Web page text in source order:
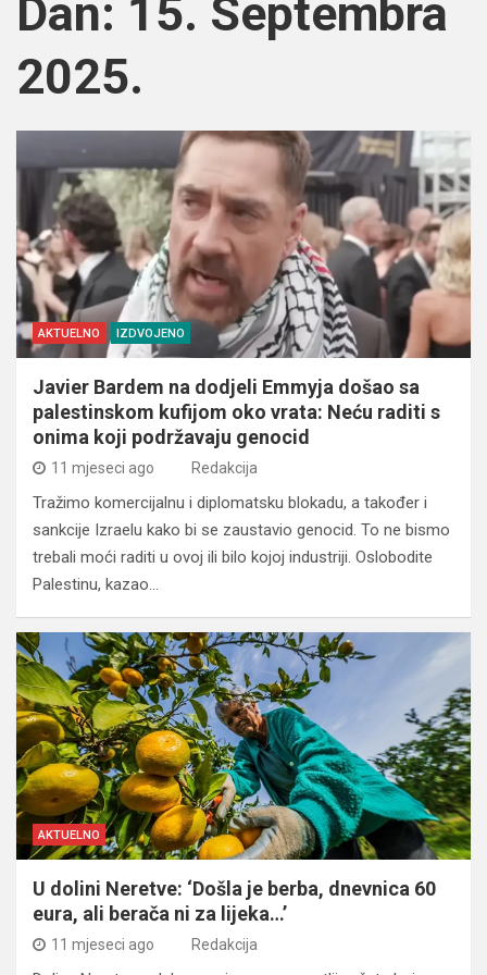
Dan: 15. Septembra
2025.
AKTUELNO IZDVOJENO
Javier Bardem na dodjeli Emmyja došao sa
palestinskom kufijom oko vrata: Neću raditi s
onima koji podržavaju genocid
11 mjeseci ago Redakcija
Tražimo komercijalnu i diplomatsku blokadu, a također i
sankcije Izraelu kako bi se zaustavio genocid. To ne bismo
trebali moći raditi u ovoj ili bilo kojoj industriji. Oslobodite
Palestinu, kazao…
AKTUELNO
U dolini Neretve: ‘Došla je berba, dnevnica 60
eura, ali berača ni za lijeka…’
11 mjeseci ago Redakcija